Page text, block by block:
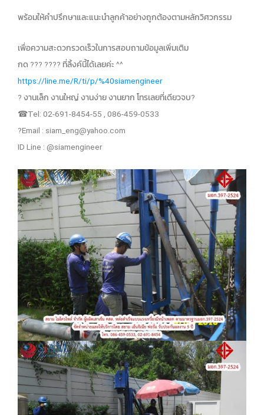
พร้อมให้คำปรึกษาและแนะนำลูกค้าอย่างถูกต้องตามหลักวิศวกรรม
เพื่อความสะดวกรวดเร็วในการสอบถามข้อมูลเพิ่มเติม
กด ?️?️?️ ?️?️?️?️ ที่ลิ้งค์นี้ได้เลยค่ะ ^^
https://line.me/R/ti/p/%40siamengineer
? งานเล็ก งานใหญ่ งานง่าย งานยาก โทรเลยที่เดียวจบ?
☎Tel: 02-691-8454-55 , 086-459-0533
?Email : siam_eng@yahoo.com
ID Line : @siamengineer